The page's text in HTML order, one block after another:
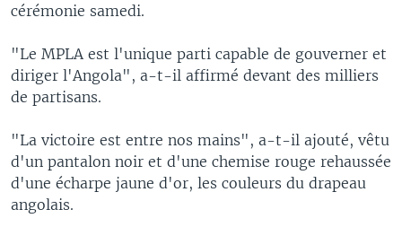
cérémonie samedi.
"Le MPLA est l'unique parti capable de gouverner et
diriger l'Angola", a-t-il affirmé devant des milliers
de partisans.
"La victoire est entre nos mains", a-t-il ajouté, vêtu
d'un pantalon noir et d'une chemise rouge rehaussée
d'une écharpe jaune d'or, les couleurs du drapeau
angolais.